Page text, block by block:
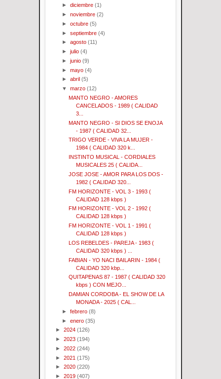
►diciembre (1)
►noviembre (2)
►octubre (5)
►septiembre (4)
►agosto (11)
►julio (4)
►junio (9)
►mayo (4)
►abril (5)
▼marzo (12)
MANTO NEGRO - AMORES
CANCELADOS - 1989 ( CALIDAD
3...
MANTO NEGRO - SI DIOS SE ENOJA
- 1987 ( CALIDAD 32...
TRIGO VERDE - VIVA LA MUJER -
1984 ( CALIDAD 320 k...
INSTINTO MUSICAL - CORDIALES
MUSICALES 25 ( CALIDA...
JOSE JOSE - AMOR PARA LOS DOS -
1982 ( CALIDAD 320...
FM HORIZONTE - VOL 3 - 1993 (
CALIDAD 128 kbps )
FM HORIZONTE - VOL 2 - 1992 (
CALIDAD 128 kbps )
FM HORIZONTE - VOL 1 - 1991 (
CALIDAD 128 kbps )
LOS REBELDES - PAREJA - 1983 (
CALIDAD 320 kbps ) ...
FABIAN - YO NACI BAILARIN - 1984 (
CALIDAD 320 kbp...
QUITAPENAS 87 - 1987 ( CALIDAD 320
kbps ) CON MEJO...
DAMIAN CORDOBA - EL SHOW DE LA
MONADA - 2025 ( CAL...
►febrero (8)
►enero (35)
► 2024 (126)
► 2023 (194)
► 2022 (244)
► 2021 (175)
► 2020 (220)
► 2019 (407)